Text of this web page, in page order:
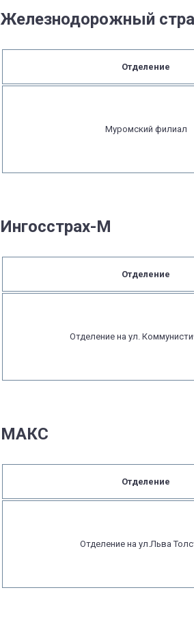
Железнодорожный
Отделение
Муромский филиал
Ингосстрах-М
Отделение
Отделение на ул.
МАКС
Отделение
Отделение на ул.Льва